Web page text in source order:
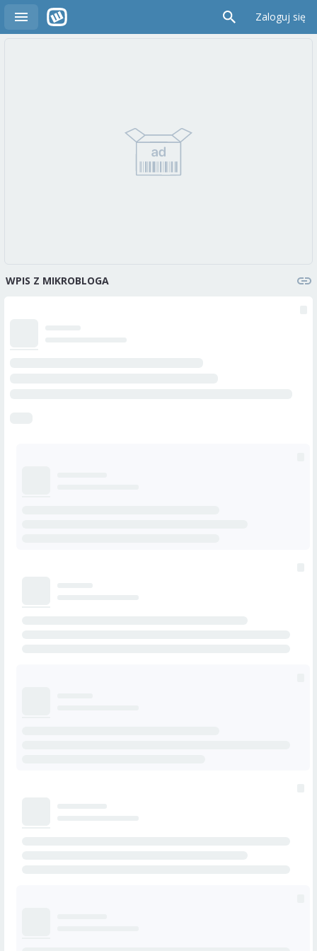
Zaloguj się
WPIS Z MIKROBLOGA